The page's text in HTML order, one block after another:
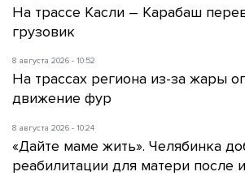
На трассе Касли – Карабаш
грузовик
8 августа 2026 - 10:52
На трассах региона из-за жары
движение фур
8 августа 2026 - 10:24
«Дайте маме жить». Челябинка
реабилитации для матери после